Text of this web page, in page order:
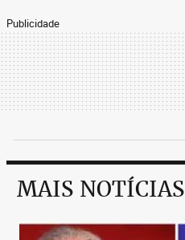
Publicidade
MAIS NOTÍCIAS